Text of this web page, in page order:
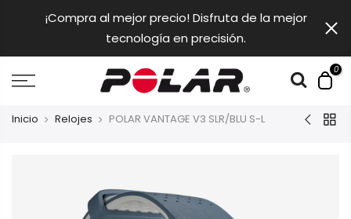
¡Compra al mejor precio! Disfruta de la mejor
tecnología en precisión.
0
Inicio Relojes POLAR VANTAGE V3 SLR/BLU S-L